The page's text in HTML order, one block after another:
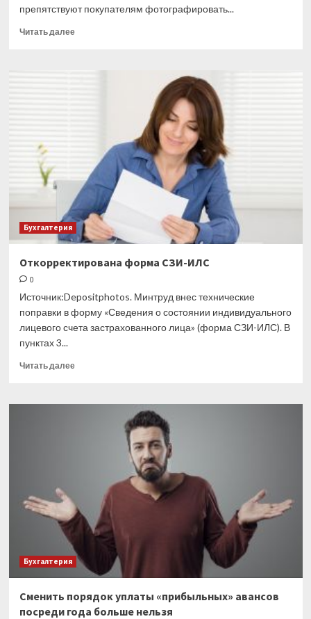
препятствуют покупателям фотографировать...
Читать далееПрочитать
хочет
Бухгалтерия
Откорректирована форма СЗИ-ИЛС
0
Источник:Depositphotos. Минтруд внес технические
поправки в форму «Сведения о состоянии индивидуального
лицевого счета застрахованного лица» (форма СЗИ-ИЛС). В
пунктах 3...
Читать далееПрочитать
Откорректирована
Бухгалтерия
Сменить порядок уплаты «прибыльных» авансов
посреди года больше нельзя